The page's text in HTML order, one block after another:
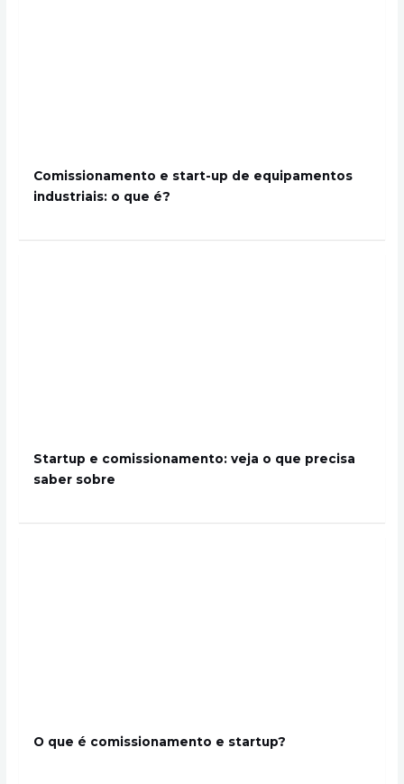
Comissionamento e start-up de equipamentos
industriais: o que é?
Startup e comissionamento: veja o que precisa
saber sobre
O que é comissionamento e startup?